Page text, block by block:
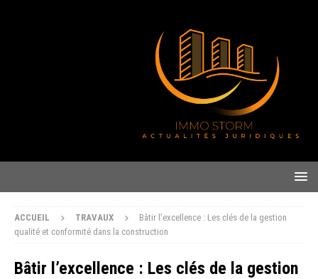
ACCUEIL TRAVAUX
Bâtir l’excellence : Les clés de la gestion
qualité et conformité dans la construction
Bâtir l’excellence : Les clés de la gestion